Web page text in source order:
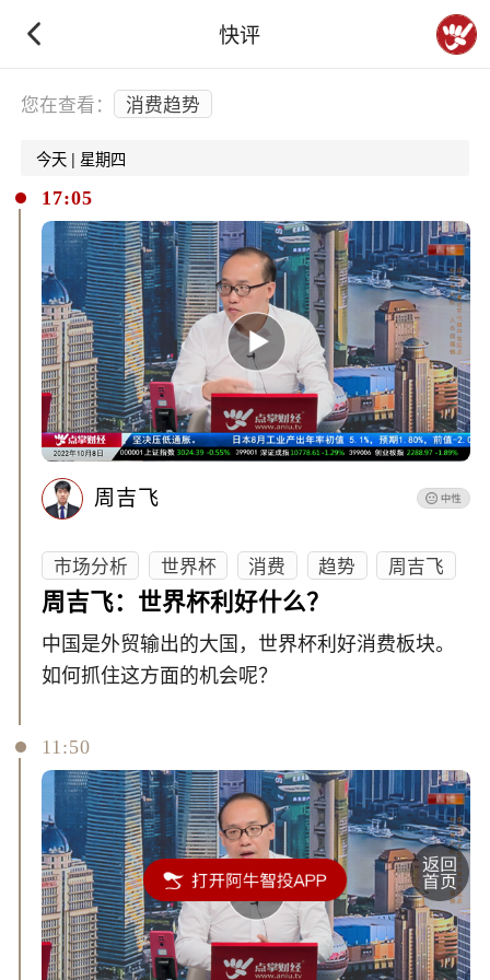
快评
下拉刷新
您在查看： 消费趋势
今天 | 星期四
17:05
周吉飞
市场分析 世界杯 消费 趋势
周吉飞
周吉飞：世界杯利好什么？
中国是外贸输出的大国，世界杯利好消费板块。
如何抓住这方面的机会呢？
11:50